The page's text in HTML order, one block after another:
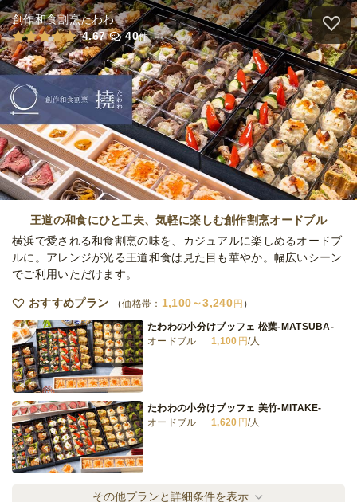
マグロ＆エビ＆サーモン！魚de魚ga魚プラ
ン
オードブル
2,200円/人
ビーフ&ポーク＆チキン！肉de肉ga肉プラン
オードブル
2,600円/人
人気メニュー勢ぞろいハワリアンレギュラー
オードブル
2,800円/人
オードブル
3,500円
オードブル
創作和食割烹たわわ
4.67
40件
王道の和食にひと工夫、気軽に楽しむ創作割烹オードブル
横浜で愛される和食割烹の味を、カジュアルに楽しめるオードブ
ルに。アレンジが光る王道和食は見た目も華やか。幅広いシーン
でご利用いただけます。
おすすめプラン 価格帯： 1,100～3,240 円
たわわの小分けブッフェ 松葉-MATSUBA-
オードブル
1,100 円/人
たわわの小分けブッフェ 美竹-MITAKE-
オードブル
1,620 円/人
たわわの小分けブッフェ 梅花-BAIKA-
その他プランと詳細条件を表示